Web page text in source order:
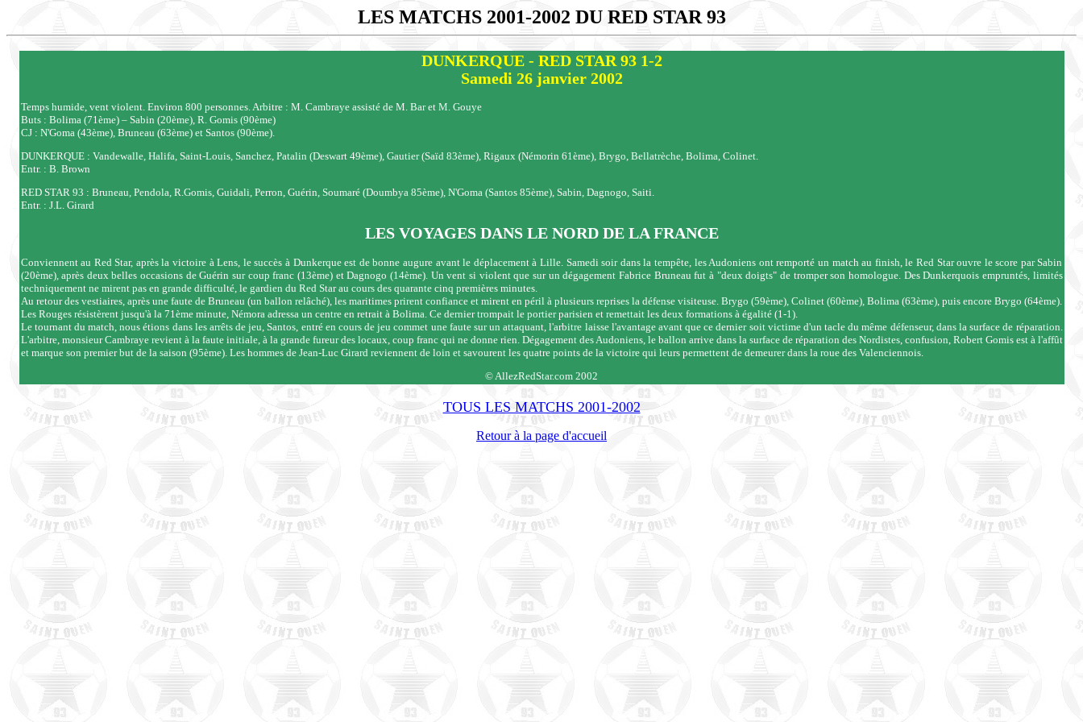
LES MATCHS 2001-2002 DU RED STAR 93
DUNKERQUE - RED STAR 93 1-2
Samedi 26 janvier 2002
Temps humide, vent violent. Environ 800 personnes. Arbitre : M. Cambraye assisté de M. Bar et M. Gouye
Buts : Bolima (71ème) – Sabin (20ème), R. Gomis (90ème)
CJ : N'Goma (43ème), Bruneau (63ème) et Santos (90ème).
DUNKERQUE : Vandewalle, Halifa, Saint-Louis, Sanchez, Patalin (Deswart 49ème), Gautier (Saïd 83ème), Rigaux (Némorin 61ème), Brygo, Bellatrèche, Bolima, Colinet.
Entr. : B. Brown
RED STAR 93 : Bruneau, Pendola, R.Gomis, Guidali, Perron, Guérin, Soumaré (Doumbya 85ème), N'Goma (Santos 85ème), Sabin, Dagnogo, Saiti.
Entr. : J.L. Girard
LES VOYAGES DANS LE NORD DE LA FRANCE
Conviennent au Red Star, après la victoire à Lens, le succès à Dunkerque est de bonne augure avant le déplacement à Lille. Samedi soir dans la tempête, les Audoniens ont remporté un match au finish, le Red Star ouvre le score par Sabin
(20ème), après deux belles occasions de Guérin sur coup franc (13ème) et Dagnogo (14ème). Un vent si violent que sur un dégagement Fabrice Bruneau fut à "deux doigts" de tromper son homologue. Des Dunkerquois empruntés, limités
techniquement ne mirent pas en grande difficulté, le gardien du Red Star au cours des quarante cinq premières minutes.
Au retour des vestiaires, après une faute de Bruneau (un ballon relâché), les maritimes prirent confiance et mirent en péril à plusieurs reprises la défense visiteuse. Brygo (59ème), Colinet (60ème), Bolima (63ème), puis encore Brygo (64ème).
Les Rouges résistèrent jusqu'à la 71ème minute, Némora adressa un centre en retrait à Bolima. Ce dernier trompait le portier parisien et remettait les deux formations à égalité (1-1).
Le tournant du match, nous étions dans les arrêts de jeu, Santos, entré en cours de jeu commet une faute sur un attaquant, l'arbitre laisse l'avantage avant que ce dernier soit victime d'un tacle du même défenseur, dans la surface de réparation.
L'arbitre, monsieur Cambraye revient à la faute initiale, à la grande fureur des locaux, coup franc qui ne donne rien. Dégagement des Audoniens, le ballon arrive dans la surface de réparation des Nordistes, confusion, Robert Gomis est à l'affût
et marque son premier but de la saison (95ème). Les hommes de Jean-Luc Girard reviennent de loin et savourent les quatre points de la victoire qui leurs permettent de demeurer dans la roue des Valenciennois.
© AllezRedStar.com 2002
TOUS LES MATCHS 2001-2002
Retour à la page d'accueil